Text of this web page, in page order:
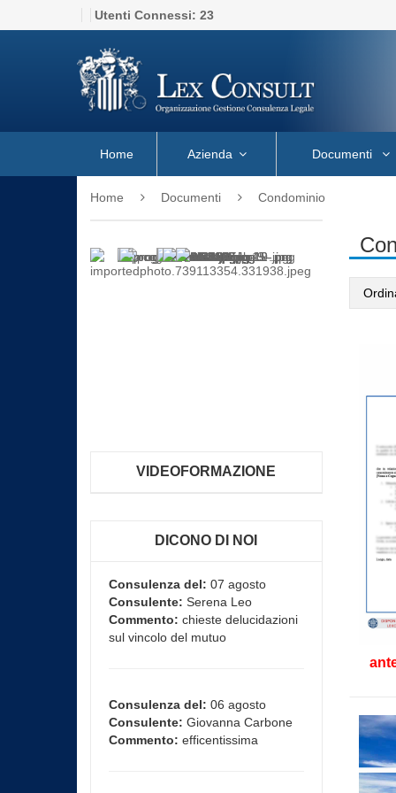
Utenti Connessi: 23
Home Azienda Documenti
Home Documenti Condominio
VIDEOFORMAZIONE
DICONO DI NOI
Consulenza del: 07 agosto
Consulente: Serena Leo
Commento: chieste delucidazioni
sul vincolo del mutuo
Consulenza del: 06 agosto
Consulente: Giovanna Carbone
Commento: efficentissima